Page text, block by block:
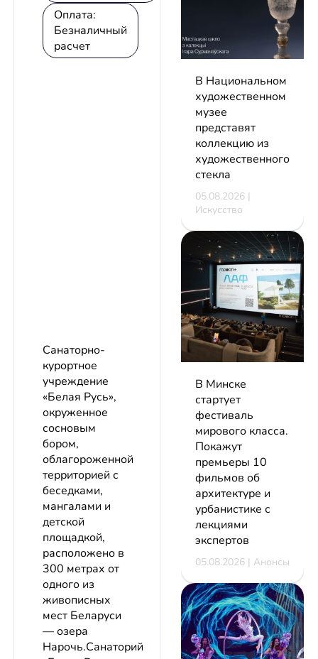
Оплата:
Безналичный
расчет
Санаторно-
курортное
учреждение
«Белая Русь»,
окруженное
сосновым
бором,
облагороженной
территорией с
беседками,
мангалами и
детской
площадкой,
расположено в
300 метрах от
одного из
живописных
мест Беларуси
— озера
Нарочь.Санаторий
В Национальном
художественном
музее
представят
коллекцию из
художественного
стекла
05.08.2026 |
Искусство
В Минске
стартует
фестиваль
мирового класса.
Покажут
премьеры 10
фильмов об
архитектуре и
урбанистике с
лекциями
экспертов
05.08.2026 | Анонсы